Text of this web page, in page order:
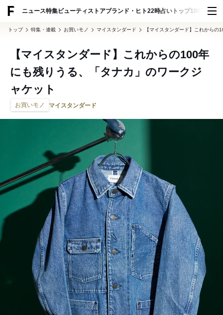
ニュース特集ビューティ ストアブランド・ヒト22時占い トップ100 スナッ
トップ 特集・連載 お買いモノ マイスタンダード 【マイスタンダード】これから
【マイスタンダード】これからの100年
にも残りうる、「タナカ」のワークジ
ャケット
お買いモノ マイスタンダード